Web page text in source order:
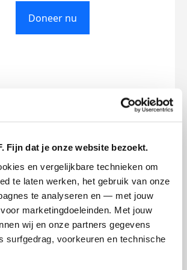
Fijn dat je onze website bezoekt.
en vergelijkbare technieken om
te laten werken, het gebruik van onze
te analyseren en — met jouw
marketingdoeleinden. Met jouw
wij en onze partners gegevens
surfgedrag, voorkeuren en technische
Doneer nu
€750
Lilia's badges